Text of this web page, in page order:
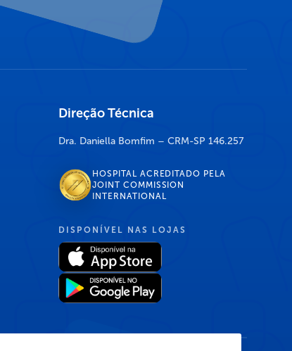
Direção Técnica
Dra. Daniella Bomfim – CRM-SP 146.257
HOSPITAL ACREDITADO PELA
JOINT COMMISSION
INTERNATIONAL
DISPONÍVEL NAS LOJAS